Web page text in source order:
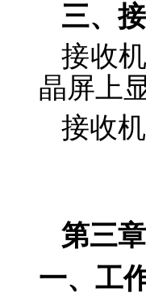
三、
接收
晶屏上
接收
第三
一、工